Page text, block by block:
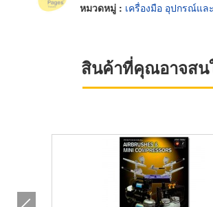
หมวดหมู่ : เครื่องมือ อุปกรณ์และเครื่องใช้
สินค้าที่คุณอาจสน